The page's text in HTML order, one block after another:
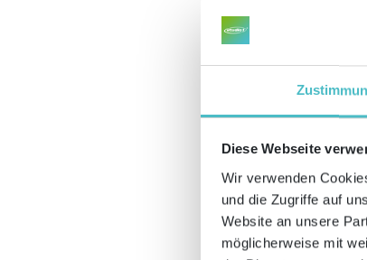
Diese Webseite
Wir verwenden
und die Zugriffe auf
Website an unsere
möglicherweise mit